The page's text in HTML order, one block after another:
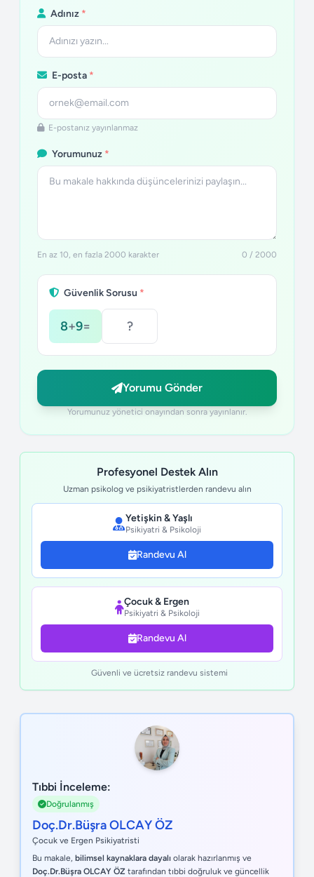
Adınız *
E-posta *
E-postanız yayınlanmaz
Yorumunuz *
En az 10, en fazla 2000 karakter 0 / 2000
Güvenlik Sorusu *
8+9=
Yorumu Gönder
Yorumunuz yönetici onayından sonra yayınlanır.
Profesyonel Destek Alın
Uzman psikolog ve psikiyatristlerden randevu alın
Yetişkin & Yaşlı
Psikiyatri & Psikoloji
Randevu Al
Çocuk & Ergen
Psikiyatri & Psikoloji
Randevu Al
Güvenli ve ücretsiz randevu sistemi
Tıbbi İnceleme:
Doğrulanmış
Doç.Dr.Büşra OLCAY ÖZ
Çocuk ve Ergen Psikiyatristi
Bu makale, bilimsel kaynaklara dayalı olarak hazırlanmış ve
Doç.Dr.Büşra OLCAY ÖZ tarafından tıbbi doğruluk ve güncellik